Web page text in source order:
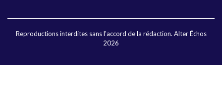
Reproductions interdites sans l'accord de la rédaction. Alter Échos
2026